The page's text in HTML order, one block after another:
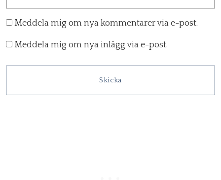
Meddela mig om nya kommentarer via e-post.
Meddela mig om nya inlägg via e-post.